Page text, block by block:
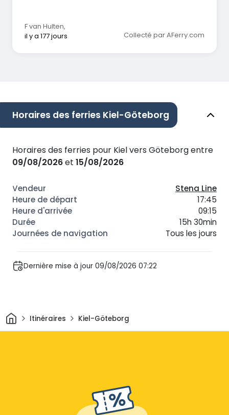
F van Hulten,
il y a 177 jours
Collecté par AFerry.com
Horaires des ferries Kiel-Göteborg
Horaires des ferries pour Kiel vers Göteborg entre
09/08/2026et 15/08/2026
Stena Line
17:45
09:15
15h 30min
Tous les jours
Dernière mise à jour 09/08/2026 07:22
Maison
Itinéraires Kiel-Göteborg